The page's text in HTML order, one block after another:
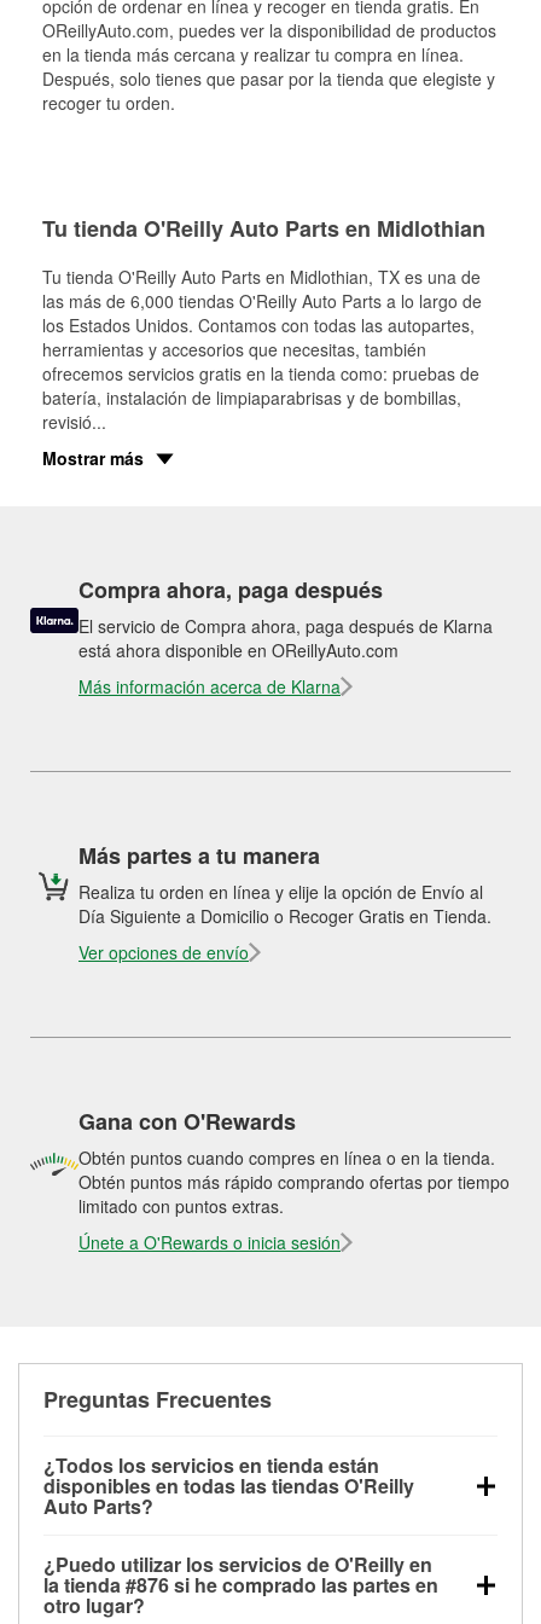
opción de ordenar en línea y recoger en tienda gratis. En
OReillyAuto.com, puedes ver la disponibilidad de productos
en la tienda más cercana y realizar tu compra en línea.
Después, solo tienes que pasar por la tienda que elegiste y
recoger tu orden.
Tu tienda O'Reilly Auto Parts en Midlothian
Tu tienda O'Reilly Auto Parts en Midlothian, TX es una de
las más de 6,000 tiendas O'Reilly Auto Parts a lo largo de
los Estados Unidos. Contamos con todas las autopartes,
herramientas y accesorios que necesitas, también
ofrecemos servicios gratis en la tienda como: pruebas de
batería, instalación de limpiaparabrisas y de bombillas,
revisió...
Mostrar más
Compra ahora, paga después
El servicio de Compra ahora, paga después de Klarna
está ahora disponible en OReillyAuto.com
Más información acerca de Klarna
Más partes a tu manera
Realiza tu orden en línea y elije la opción de Envío al
Día Siguiente a Domicilio o Recoger Gratis en Tienda.
Ver opciones de envío
Gana con O'Rewards
Obtén puntos cuando compres en línea o en la tienda.
Obtén puntos más rápido comprando ofertas por tiempo
limitado con puntos extras.
Únete a O'Rewards o inicia sesión
Preguntas Frecuentes
¿Todos los servicios en tienda están
disponibles en todas las tiendas O'Reilly
Auto Parts?
las pruebas de batería, pruebas de alternador y
motor de arranque, revisión de la luz “Check Engine”
¿Puedo utilizar los servicios de O'Reilly en
la tienda #876 si he comprado las partes en
otro lugar?